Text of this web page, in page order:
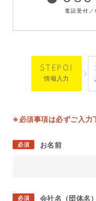
電話受付
情報入力
※必須事項は必ずご入力
必須 お名前
必須 会社名（団体名）